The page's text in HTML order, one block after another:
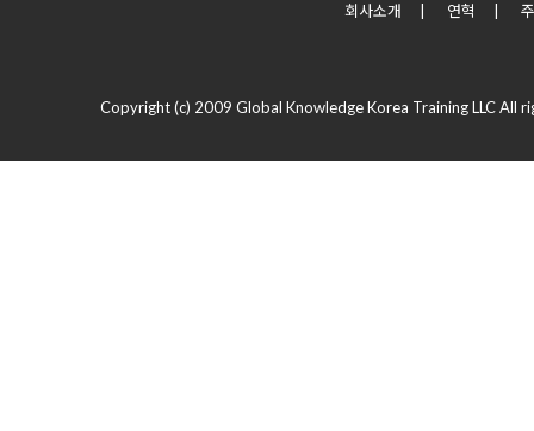
회사소개 연혁
Copyright (c) 2009 Global Knowledge Korea Training LLC All